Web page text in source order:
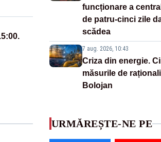
funcționare a
de patru-cinci zile
scădea
7 aug. 2026, 10:43
Criza din energie.
măsurile de
Bolojan
URMĂREȘTE-NE PE